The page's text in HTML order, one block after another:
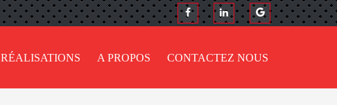
RÉALISATIONS A PROPOS CONTACTEZ NOUS